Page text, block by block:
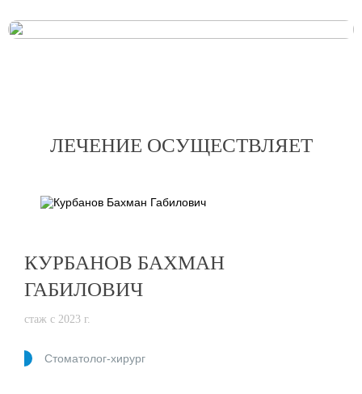
ЛЕЧЕНИЕ ОСУЩЕСТВЛЯЕТ
КУРБАНОВ БАХМАН
ГАБИЛОВИЧ
стаж с 2023 г.
Cтоматолог-хирург